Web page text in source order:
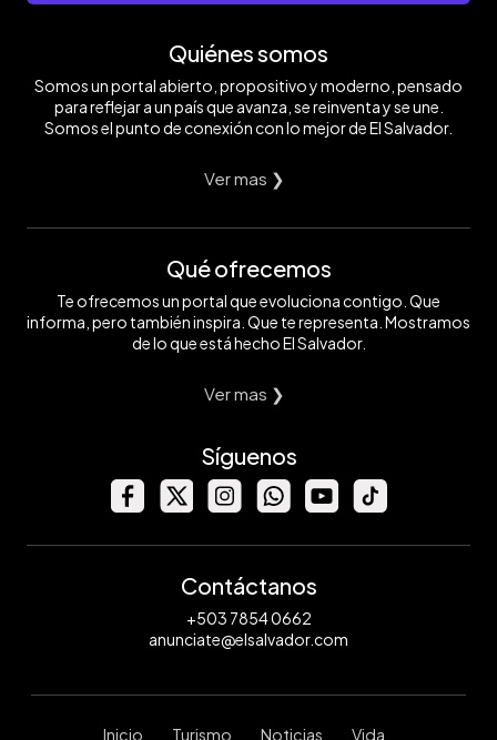
Quiénes somos
Somos un portal abierto, propositivo y moderno, pensado
para reflejar a un país que avanza, se reinventa y se une.
Somos el punto de conexión con lo mejor de El Salvador.
Ver mas ❯
Qué ofrecemos
Te ofrecemos un portal que evoluciona contigo. Que
informa, pero también inspira. Que te representa. Mostramos
de lo que está hecho El Salvador.
Ver mas ❯
Síguenos
Contáctanos
+503 7854 0662
anunciate@elsalvador.com
Inicio Turismo Noticias Vida